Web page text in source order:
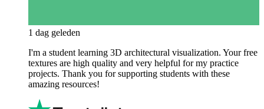
1 dag geleden
I'm a student learning 3D architectural visualization. Your free
textures are high quality and very helpful for my practice
projects. Thank you for supporting students with these
amazing resources!